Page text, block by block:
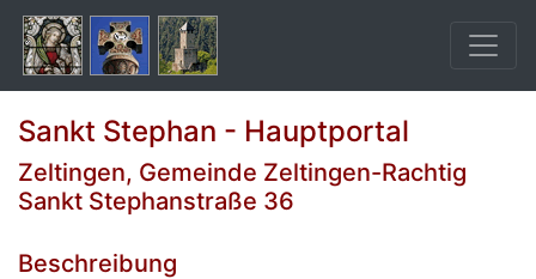
Sankt Stephan - Hauptportal
Zeltingen, Gemeinde Zeltingen-Rachtig
Sankt Stephanstraße 36
Beschreibung